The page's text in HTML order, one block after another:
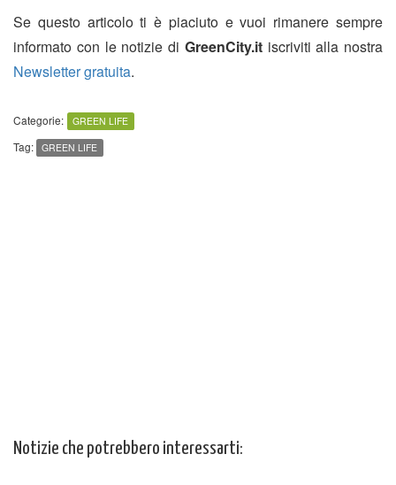
Se questo articolo ti è piaciuto e vuoi rimanere sempre
informato con le notizie di GreenCity.itiscriviti alla nostra
Newsletter gratuita.
Categorie: GREEN LIFE
Tag: GREEN LIFE
Notizie che potrebbero interessarti: